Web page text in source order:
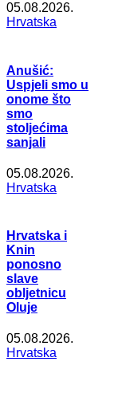
05.08.2026.
Hrvatska
Anušić:
Uspjeli smo u
onome što
smo
stoljećima
sanjali
05.08.2026.
Hrvatska
Hrvatska i
Knin
ponosno
slave
obljetnicu
Oluje
05.08.2026.
Hrvatska